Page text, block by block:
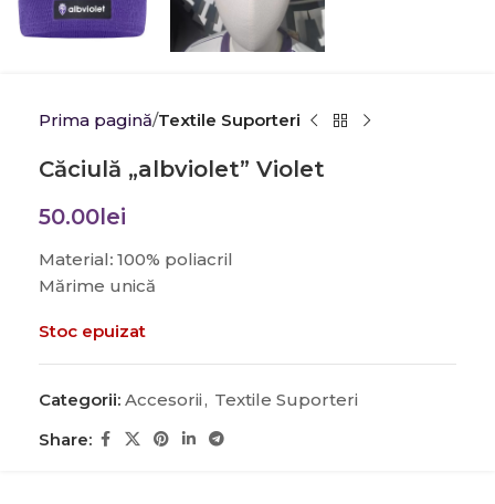
Prima pagină Textile Suporteri
Căciulă „albviolet” Violet
50.00lei
Material: 100% poliacril
Mărime unică
Stoc epuizat
Categorii: Accesorii, Textile Suporteri
Share: